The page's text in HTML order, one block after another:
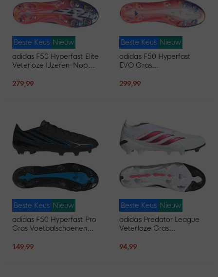
Beste Keus Nieuw
adidas F50 Hyperfast Elite
Veterloze IJzeren-Nop
Wit Paars Roze
279,99
Beste Keus Nieuw
adidas F50 Hyperfast
EVO Gras
Wit Felroze Donkerblauw
299,99
Beste Keus Nieuw
adidas F50 Hyperfast Pro
Gras Voetbalschoenen
149,99
Beste Keus Nieuw
adidas Predator League
Veterloze Gras
Wit Zwart Roze
94,99